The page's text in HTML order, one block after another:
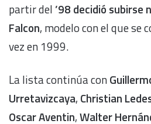
partir del ’98 decidió subirse
Falcon, modelo con el que se
vez en 1999.
La lista continúa con
Urretavizcaya, Christian
Oscar Aventin,Walter